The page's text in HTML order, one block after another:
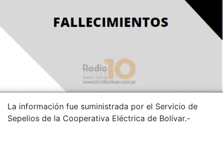
La información fue suministrada por el Servicio de
Sepelios de la Cooperativa Eléctrica de Bolívar.-